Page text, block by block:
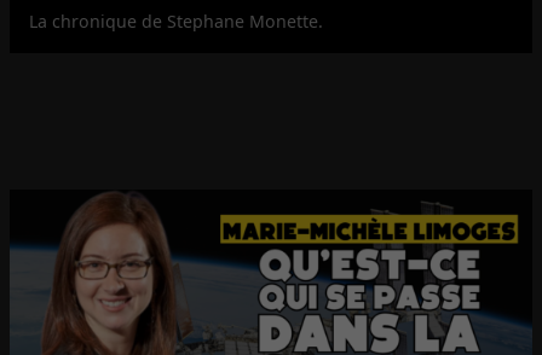
La chronique de Stephane Monette.